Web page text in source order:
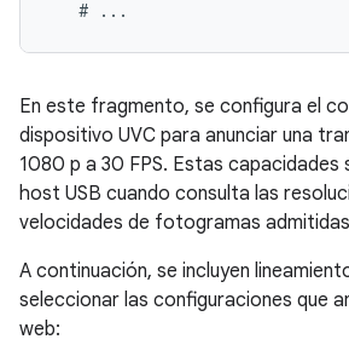
En este fragmento, se configura el
dispositivo UVC para anunciar una
1080 p a 30 FPS. Estas capacidades
host USB cuando consulta las
velocidades de fotogramas
A continuación, se incluyen
seleccionar las configuraciones que
web: